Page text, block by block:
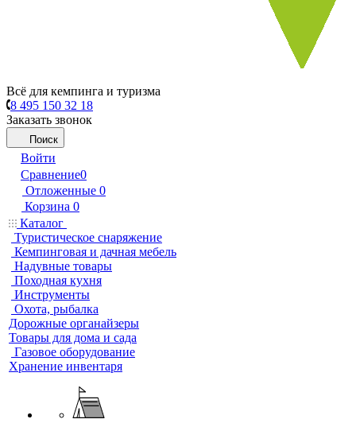
Всё для кемпинга и туризма
8 495 150 32 18
Заказать звонок
Поиск
Войти
Сравнение0
Отложенные 0
Корзина 0
Каталог
Туристическое снаряжение
Кемпинговая и дачная мебель
Надувные товары
Походная кухня
Инструменты
Охота, рыбалка
Дорожные органайзеры
Товары для дома и сада
Газовое оборудование
Хранение инвентаря